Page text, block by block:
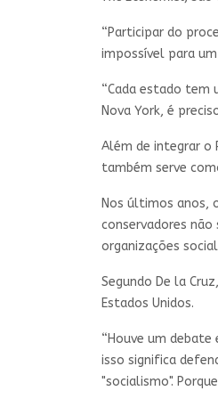
“Participar do
impossível para
“Cada estado tem
Nova York, é
Além de integrar o
também serve
Nos últimos anos,
conservadores
organizações
Segundo De la
Estados Unidos.
“Houve um debate
isso significa
"socialismo".